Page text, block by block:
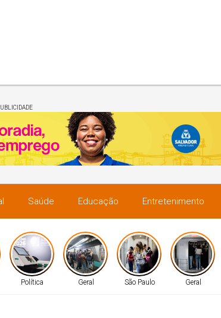
Saúde Educação Entretenimento
Política Geral São Paulo Geral